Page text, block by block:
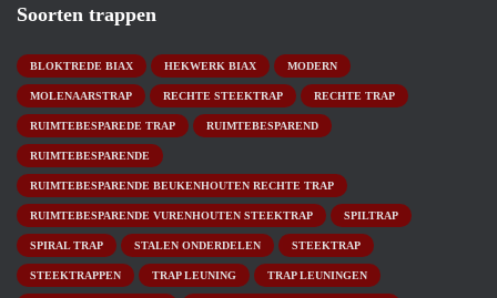
Soorten trappen
BLOKTREDE BIAX HEKWERK BIAX MODERN
MOLENAARSTRAP RECHTE STEEKTRAP RECHTE TRAP
RUIMTEBESPAREDE TRAP RUIMTEBESPAREND
RUIMTEBESPARENDE
RUIMTEBESPARENDE BEUKENHOUTEN RECHTE TRAP
RUIMTEBESPARENDE VURENHOUTEN STEEKTRAP SPILTRAP
SPIRAL TRAP STALEN ONDERDELEN STEEKTRAP
STEEKTRAPPEN TRAP LEUNING TRAP LEUNINGEN